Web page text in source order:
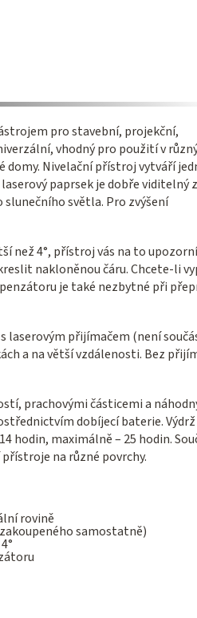
pro stavební, projekční,
vhodný pro použití v
domy. Nivelační přístroj vytváří
paprsek je dobře viditelný
světla. Pro zvýšení
než 4°, přístroj vás na to upozorní
nakloněnou čáru. Chcete-li
je také nezbytné při
laserovým přijímačem (není
a na větší vzdálenosti. Bez
prachovými částicemi a
dobíjecí baterie. Výdrž
hodin, maximálně – 25 hodin.
na různé povrchy.
rovině
samostatně)